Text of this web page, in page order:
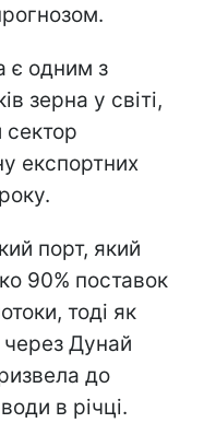
є одним з
зерна у світі,
сектор
експортних
порт, який
90% поставок
тоді як
Дунай
до
в річці.